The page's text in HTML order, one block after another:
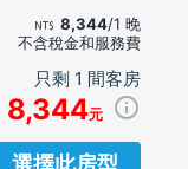
8,344/1 晚
不含稅金和服務費
只剩 1 間客房
8,344元
選擇此房型